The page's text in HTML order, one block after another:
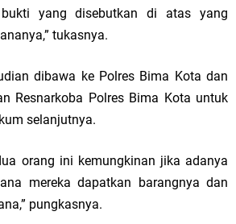
yang disebutkan di atas yang
tukasnya.
dibawa ke Polres Bima Kota dan
Resnarkoba Polres Bima Kota untuk
selanjutnya.
orang ini kemungkinan jika adanya
mereka dapatkan barangnya dan
pungkasnya.